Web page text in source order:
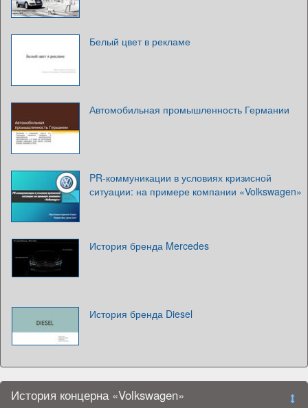
Белый цвет в рекламе
Автомобильная промышленность Германии
PR-коммуникации в условиях кризисной
ситуации: на примере компании «Volkswagen»
История бренда Mercedes
История бренда Diesel
История концерна «Volkswagen»